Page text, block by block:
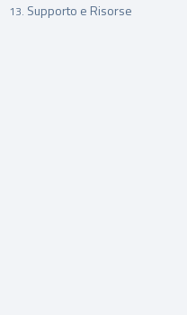
Supporto e Risorse